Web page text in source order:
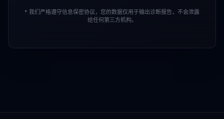
* 我们严格遵守信息保密协议，您的数据仅用于输出诊断报告，不会泄露
给任何第三方机构。